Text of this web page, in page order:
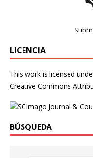
LICENCIA
This work is licensed
Creative Commons
BÚSQUEDA